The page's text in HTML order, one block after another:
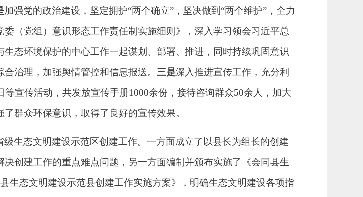
加强党的政治建设，坚定拥护“两个确立”，坚决做到“两个维护”，全力
委（党组）意识形态工作责任制实施细则》，深入学习领会习近平总
态环境保护的中心工作一起谋划、部署、推进，同时持续巩固意识
治理，加强舆情管控和信息报送。 三是深入推进宣传工作，充分利
宣传活动，共发放宣传手册1000余份，接待咨询群众50余人，加大
群众环保意识，取得了良好的宣传效果。
级生态文明建设示范区创建工作。一方面成立了以县长为组长的创建
创建工作的重点难点问题，另一方面编制并颁布实施了《会同县生
生态文明建设示范县创建工作实施方案》，明确生态文明建设各项指